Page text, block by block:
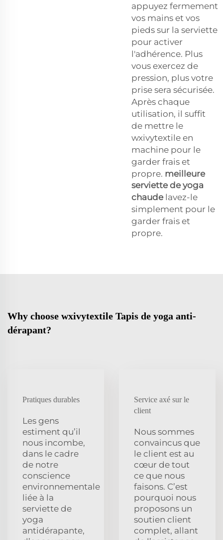
appuyez fermement
vos mains et vos
pieds sur la serviette
pour activer
l'adhérence. Plus
vous exercez de
pression, plus votre
prise sera sécurisée.
Après chaque
utilisation, il suffit
de mettre le
wxivytextile en
machine pour le
garder frais et
propre. meilleure
serviette de yoga
chaude lavez-le
simplement pour le
garder frais et
propre.
Why choose wxivytextile Tapis de yoga anti-
dérapant?
Pratiques durables
Les gens
estiment qu’il
nous incombe,
dans le cadre
de notre
conscience
environnementale
liée à la
serviette de
yoga
antidérapante,
Service axé sur le
client
Nous sommes
convaincus que
le client est au
cœur de tout
ce que nous
faisons. C’est
pourquoi nous
proposons un
soutien client
complet, allant